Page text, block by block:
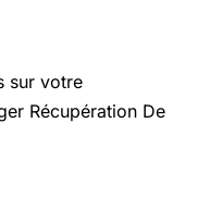
sur votre
Récupération De